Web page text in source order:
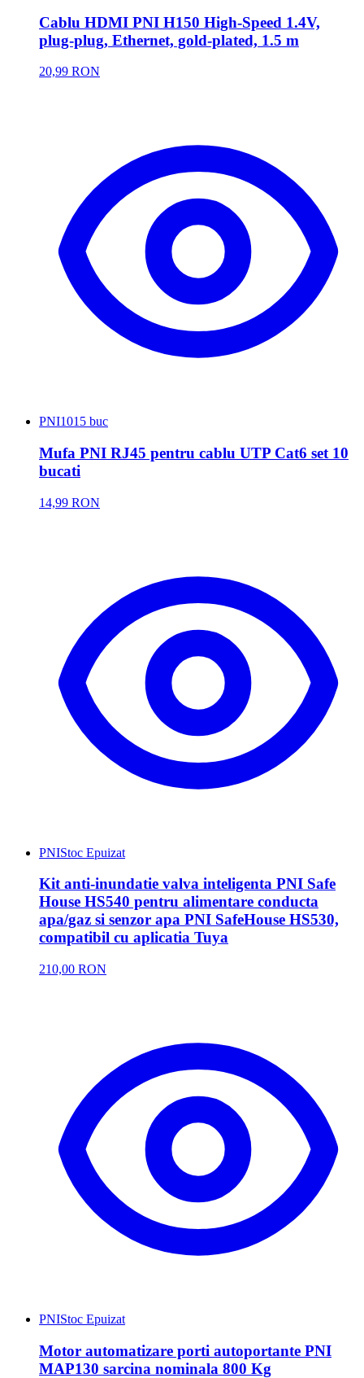
Cablu HDMI PNI H150 High-Speed 1.4V,
plug-plug, Ethernet, gold-plated, 1.5 m
20,99 RON
PNI1015 buc
Mufa PNI RJ45 pentru cablu UTP Cat6 set 10
bucati
14,99 RON
PNIStoc Epuizat
Kit anti-inundatie valva inteligenta PNI Safe
House HS540 pentru alimentare conducta
apa/gaz si senzor apa PNI SafeHouse HS530,
compatibil cu aplicatia Tuya
210,00 RON
PNIStoc Epuizat
Motor automatizare porti autoportante PNI
MAP130 sarcina nominala 800 Kg